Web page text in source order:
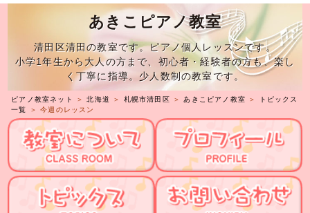
あきこピアノ教室
清田区清田の教室です。ピアノ個人レッスンです。
小学1年生から大人の方まで、初心者・経験者の方も、楽し
く丁寧に指導。少人数制の教室です。
ピアノ教室ネット ＞北海道 ＞ 札幌市清田区 ＞ あきこピアノ教室 ＞
トピックス
一覧
＞ 今週のレッスン